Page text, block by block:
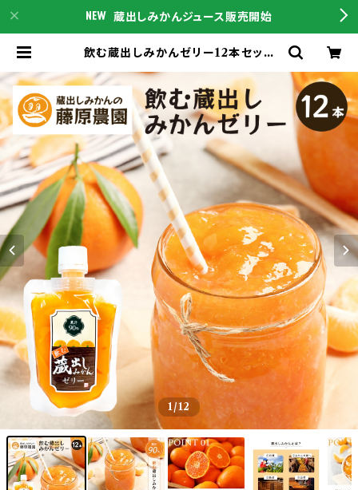
蔵出しみかんジュース販売開始
飲む蔵出しみかんゼリー12本セット
送通販は蔵出しみかんの藤原農園｜
和歌山県海南市下津町の特産品をこ
ちらからご購入下さい
1/12